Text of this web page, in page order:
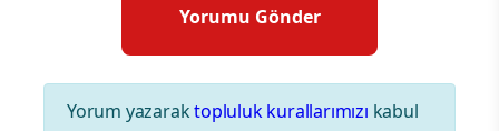
Yorum yazaraktopluluk kurallarımızı kabul